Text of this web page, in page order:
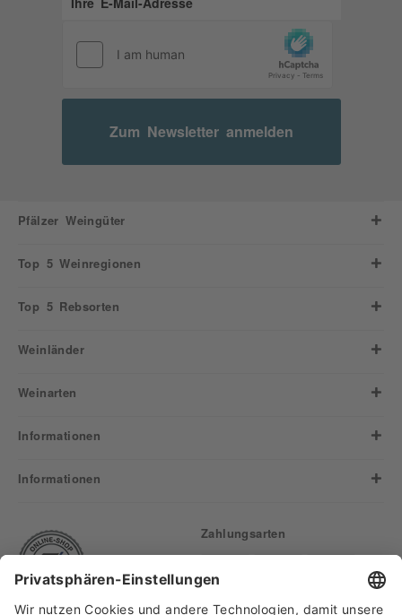
Zum Newsletter anmelden
Pfälzer Weingüter
Top 5 Weinregionen
Top 5 Rebsorten
Weinländer
Weinarten
Informationen
Informationen
Zahlungsarten